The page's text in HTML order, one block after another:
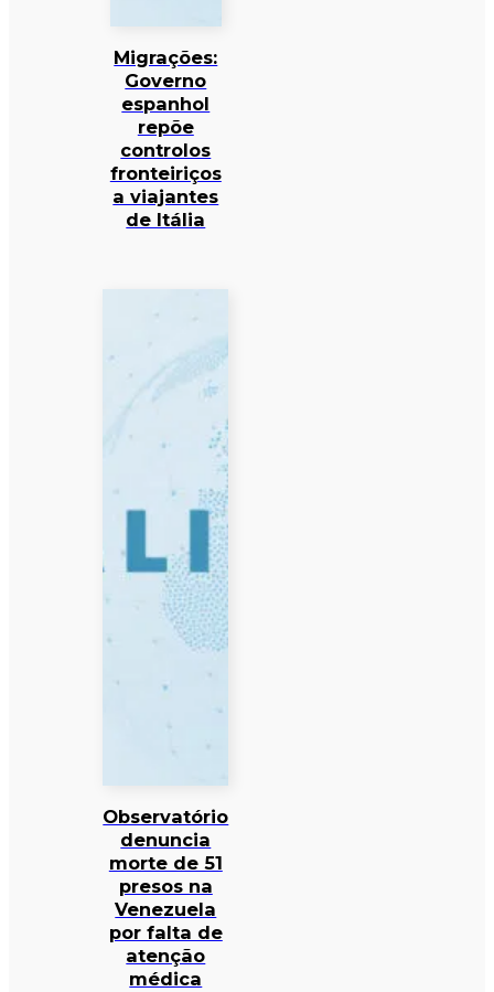
Migrações:
Governo
espanhol
repõe
controlos
fronteiriços
a viajantes
de Itália
Observatório
denuncia
morte de 51
presos na
Venezuela
por falta de
atenção
médica